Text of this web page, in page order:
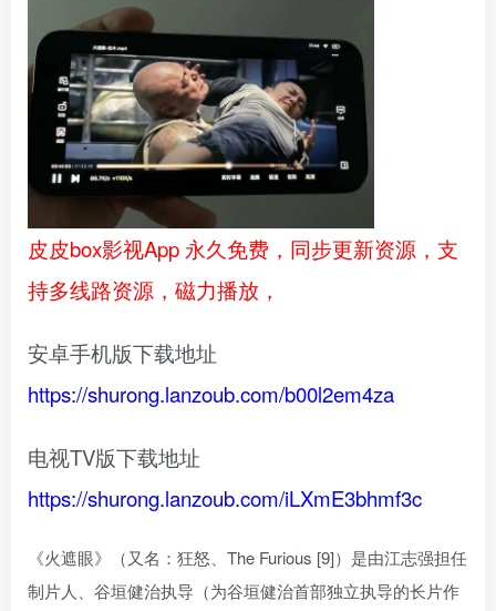
皮皮box影视App 永久免费，同步更新资源，支
持多线路资源，磁力播放，
安卓手机版下载地址
https://shurong.lanzoub.com/b00l2em4za
电视TV版下载地址
https://shurong.lanzoub.com/iLXmE3bhmf3c
《火遮眼》（又名：狂怒、The Furious [9]）是由江志强担任
制片人、谷垣健治执导（为谷垣健治首部独立执导的长片作